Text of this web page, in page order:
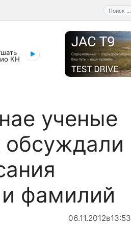
Поиск:
КН
ученые
обсуждали
фамилий
06.11.2012в13:53